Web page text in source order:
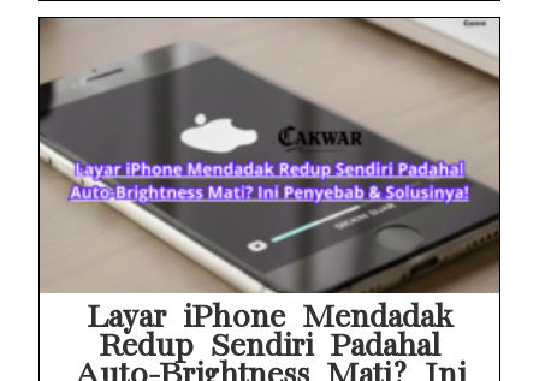
Layar iPhone Mendadak
Redup Sendiri Padahal